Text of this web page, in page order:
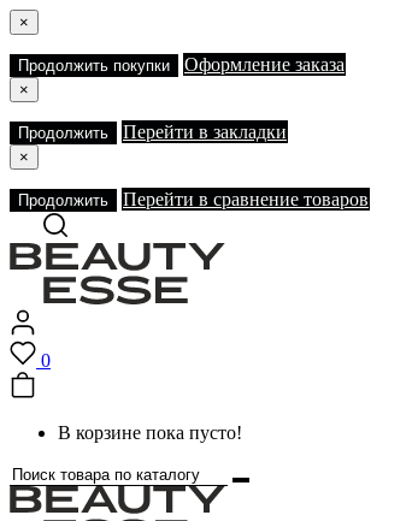
×
Продолжить покупки Оформление заказа
×
Продолжить Перейти в закладки
×
Продолжить Перейти в сравнение товаров
0
В корзине пока пусто!